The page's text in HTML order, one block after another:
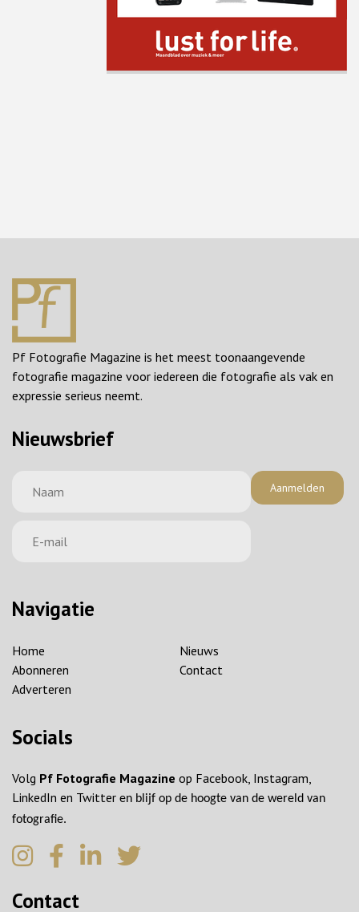
Pf Fotografie Magazine is het meest toonaangevende
fotografie magazine voor iedereen die fotografie als vak en
expressie serieus neemt.
Nieuwsbrief
Aanmelden
Navigatie
Home
Nieuws
Abonneren
Contact
Adverteren
Socials
Volg Pf Fotografie Magazine op Facebook, Instagram,
LinkedIn en Twitter en blijf op de hoogte van de wereld van
fotografie.
Contact